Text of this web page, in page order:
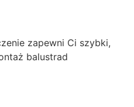
zapewni Ci szybki,
balustrad